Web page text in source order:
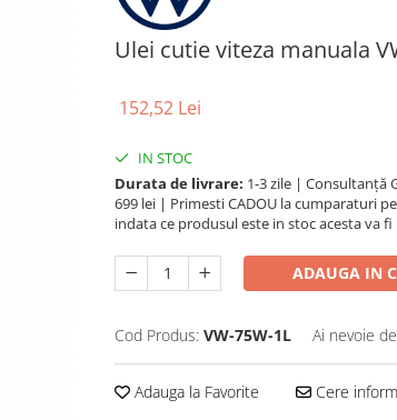
Ulei cutie viteza manuala
152,52 Lei
IN STOC
Durata de livrare: 1-3 zile | Consultanță
699 lei | Primesti CADOU la cumparaturi
indata ce produsul este in stoc acesta va
ADAUGA IN
Cod Produs: VW-75W-1L Ai nevoie
Adauga la Favorite Cere